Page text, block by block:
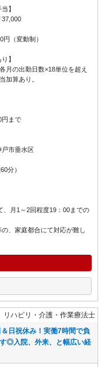
】
37,000
（変動制）
】
月の出勤日数×18単位を超え
加算あり。
まで
市垂水区
分）
月1～2回程度19：00までの
、家庭都合にて対応が難し
リハビリ・介護
作業療法士
日祝休み！実働7時間で負
◎入院、外来、と幅広い経